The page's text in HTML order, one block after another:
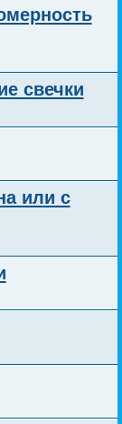
свечки
или с